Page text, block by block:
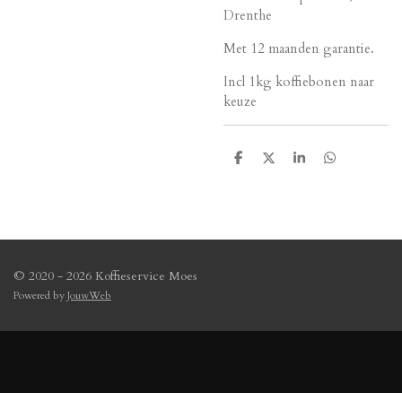
Drenthe
Met 12 maanden garantie.
Incl 1kg koffiebonen naar
keuze
D
D
S
D
© 2020 - 2026 Koffieservice Moes
Powered byJouwWeb